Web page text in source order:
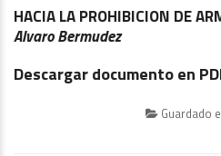
HACIA LA PROHIBICION DE
Alvaro Bermudez
Descargar documento en
Guardado